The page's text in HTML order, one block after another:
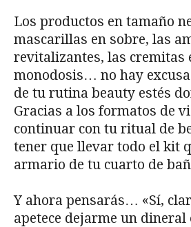
Los productos en tamaño
mascarillas en sobre, las
revitalizantes, las cremitas
monodosis… no hay
de tu rutina beauty estés
Gracias a los formatos de
continuar con tu ritual de
tener que llevar todo el kit
armario de tu cuarto de
Y ahora pensarás… «Sí,
apetece dejarme un dineral